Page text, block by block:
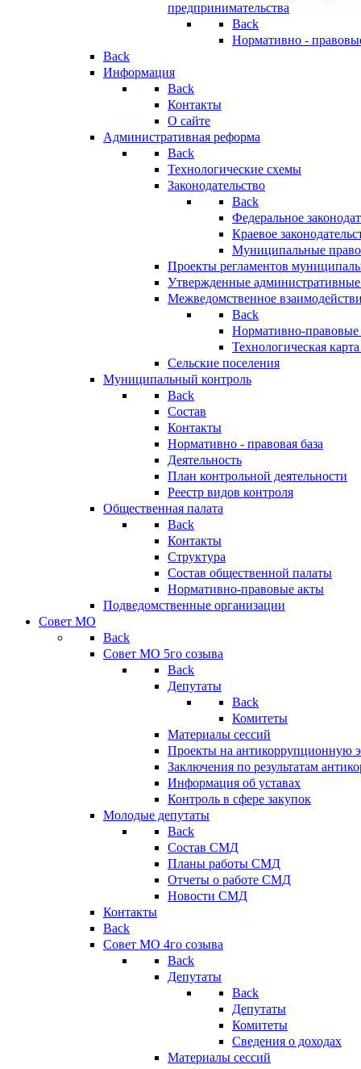
предпринимательства
Back
Нормативно -
Back
Информация
Back
Контакты
О сайте
Административная реформа
Back
Технологические схемы
Законодательство
Back
Федеральное
Краевое
Муниципальные
Проекты регламентов
Утвержденные
Межведомственное
Back
Нормативно-правовые
Технологическая
Сельские поселения
Муниципальный контроль
Back
Состав
Контакты
Нормативно - правовая база
Деятельность
План контрольной деятельности
Реестр видов контроля
Общественная палата
Back
Контакты
Структура
Состав общественной палаты
Нормативно-правовые акты
Подведомственные организации
Совет МО
Back
Совет МО 5го созыва
Back
Депутаты
Back
Комитеты
Материалы сессий
Проекты на антикоррупционную
Заключения по результатам
Информация об уставах
Контроль в сфере закупок
Молодые депутаты
Back
Состав СМД
Планы работы СМД
Отчеты о работе СМД
Новости СМД
Контакты
Back
Совет МО 4го созыва
Back
Депутаты
Back
Депутаты
Комитеты
Сведения о доходах
Материалы сессий